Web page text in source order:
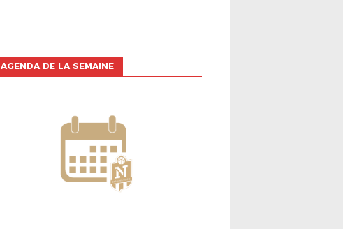
AGENDA DE LA SEMAINE